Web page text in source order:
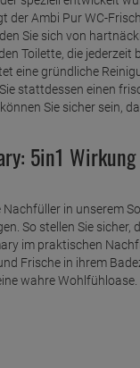
der Ambi Pur WC-
Sie sich von
Toilette, die jederzeit
eine gründliche
stattdessen einen
Sie sicher sein,
5in1
in unserem
So stellen Sie sicher,
im praktischen
Frische in ihrem
wahre Wohlfühloase.